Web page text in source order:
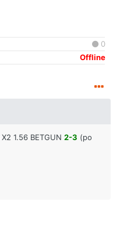
0
Offline
X2 1.56 BETGUN 2-3 (po